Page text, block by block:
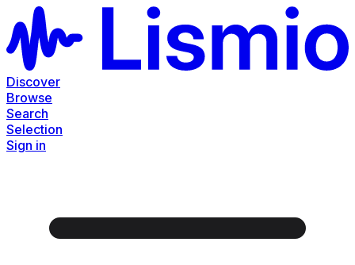
Discover
Browse
Search
Selection
Sign in